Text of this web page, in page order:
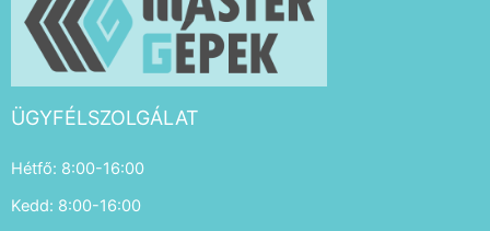
ÜGYFÉLSZOLGÁLAT
Hétfő: 8:00-16:00
Kedd: 8:00-16:00